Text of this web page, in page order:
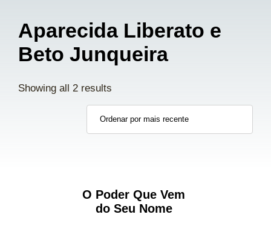
Aparecida Liberato e
Beto Junqueira
Showing all 2 results
O Poder Que Vem
do Seu Nome